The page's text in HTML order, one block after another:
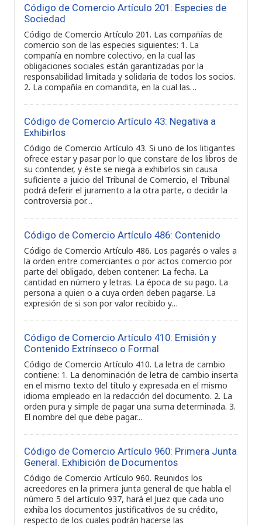
Código de Comercio Artículo 201: Especies de
Sociedad
Código de Comercio Artículo 201. Las compañías de
comercio son de las especies siguientes: 1. La
compañía en nombre colectivo, en la cual las
obligaciones sociales están garantizadas por la
responsabilidad limitada y solidaria de todos los socios.
2. La compañía en comandita, en la cual las…
Código de Comercio Artículo 43: Negativa a
Exhibirlos
Código de Comercio Artículo 43. Si uno de los litigantes
ofrece estar y pasar por lo que constare de los libros de
su contender, y éste se niega a exhibirlos sin causa
suficiente a juicio del Tribunal de Comercio, el Tribunal
podrá deferir el juramento a la otra parte, o decidir la
controversia por…
Código de Comercio Artículo 486: Contenido
Código de Comercio Artículo 486. Los pagarés o vales a
la orden entre comerciantes o por actos comercio por
parte del obligado, deben contener: La fecha. La
cantidad en número y letras. La época de su pago. La
persona a quien o a cuya orden deben pagarse. La
expresión de si son por valor recibido y…
Código de Comercio Artículo 410: Emisión y
Contenido Extrínseco o Formal
Código de Comercio Artículo 410. La letra de cambio
contiene: 1. La denominación de letra de cambio inserta
en el mismo texto del título y expresada en el mismo
idioma empleado en la redacción del documento. 2. La
orden pura y simple de pagar una suma determinada. 3.
El nombre del que debe pagar…
Código de Comercio Artículo 960: Primera Junta
General. Exhibición de Documentos
Código de Comercio Artículo 960. Reunidos los
acreedores en la primera junta general de que habla el
número 5 del artículo 937, hará el Juez que cada uno
exhiba los documentos justificativos de su crédito,
respecto de los cuales podrán hacerse las